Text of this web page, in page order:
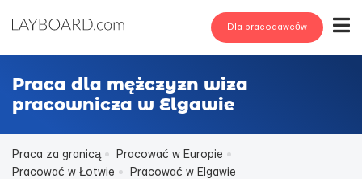
Dla pracodawców
Praca dla mężczyzn wiza
pracownicza w Elgawie
Praca za granicą
Pracować w Europie
Pracować w Łotwie
Pracować w Elgawie